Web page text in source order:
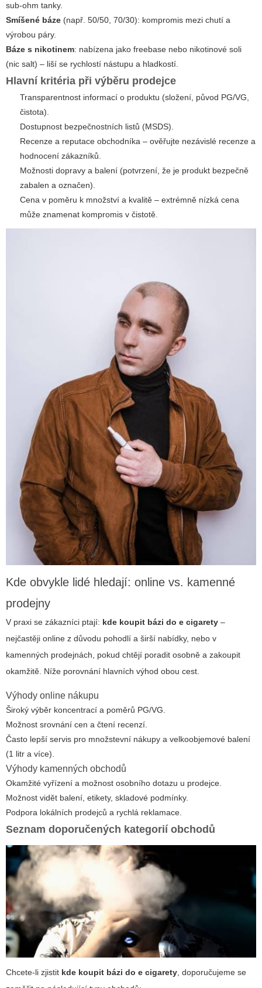
sub-ohm tanky.
Smíšené báze (např. 50/50, 70/30): kompromis mezi chutí a
výrobou páry.
Báze s nikotinem: nabízena jako freebase nebo nikotinové soli
(nic salt) – liší se rychlostí nástupu a hladkostí.
Hlavní kritéria při výběru prodejce
Transparentnost informací o produktu (složení, původ PG/VG,
čistota).
Dostupnost bezpečnostních listů (MSDS).
Recenze a reputace obchodníka – ověřujte nezávislé recenze a
hodnocení zákazníků.
Možnosti dopravy a balení (potvrzení, že je produkt bezpečně
zabalen a označen).
Cena v poměru k množství a kvalitě – extrémně nízká cena
může znamenat kompromis v čistotě.
Kde obvykle lidé hledají: online vs. kamenné
prodejny
V praxi se zákazníci ptají: kde koupit bázi do e cigarety –
nejčastěji online z důvodu pohodlí a širší nabídky, nebo v
kamenných prodejnách, pokud chtějí poradit osobně a zakoupit
okamžitě. Níže porovnání hlavních výhod obou cest.
Výhody online nákupu
Široký výběr koncentrací a poměrů PG/VG.
Možnost srovnání cen a čtení recenzí.
Často lepší servis pro množstevní nákupy a velkoobjemové balení
(1 litr a více).
Výhody kamenných obchodů
Okamžité vyřízení a možnost osobního dotazu u prodejce.
Možnost vidět balení, etikety, skladové podmínky.
Podpora lokálních prodejců a rychlá reklamace.
Seznam doporučených kategorií obchodů
Chcete-li zjistit kde koupit bázi do e cigarety, doporučujeme se